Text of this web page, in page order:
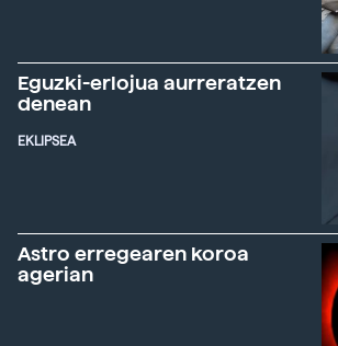
Eguzki-erlojua aurreratzen
denean
EKLIPSEA
Astro erregearen koroa
agerian